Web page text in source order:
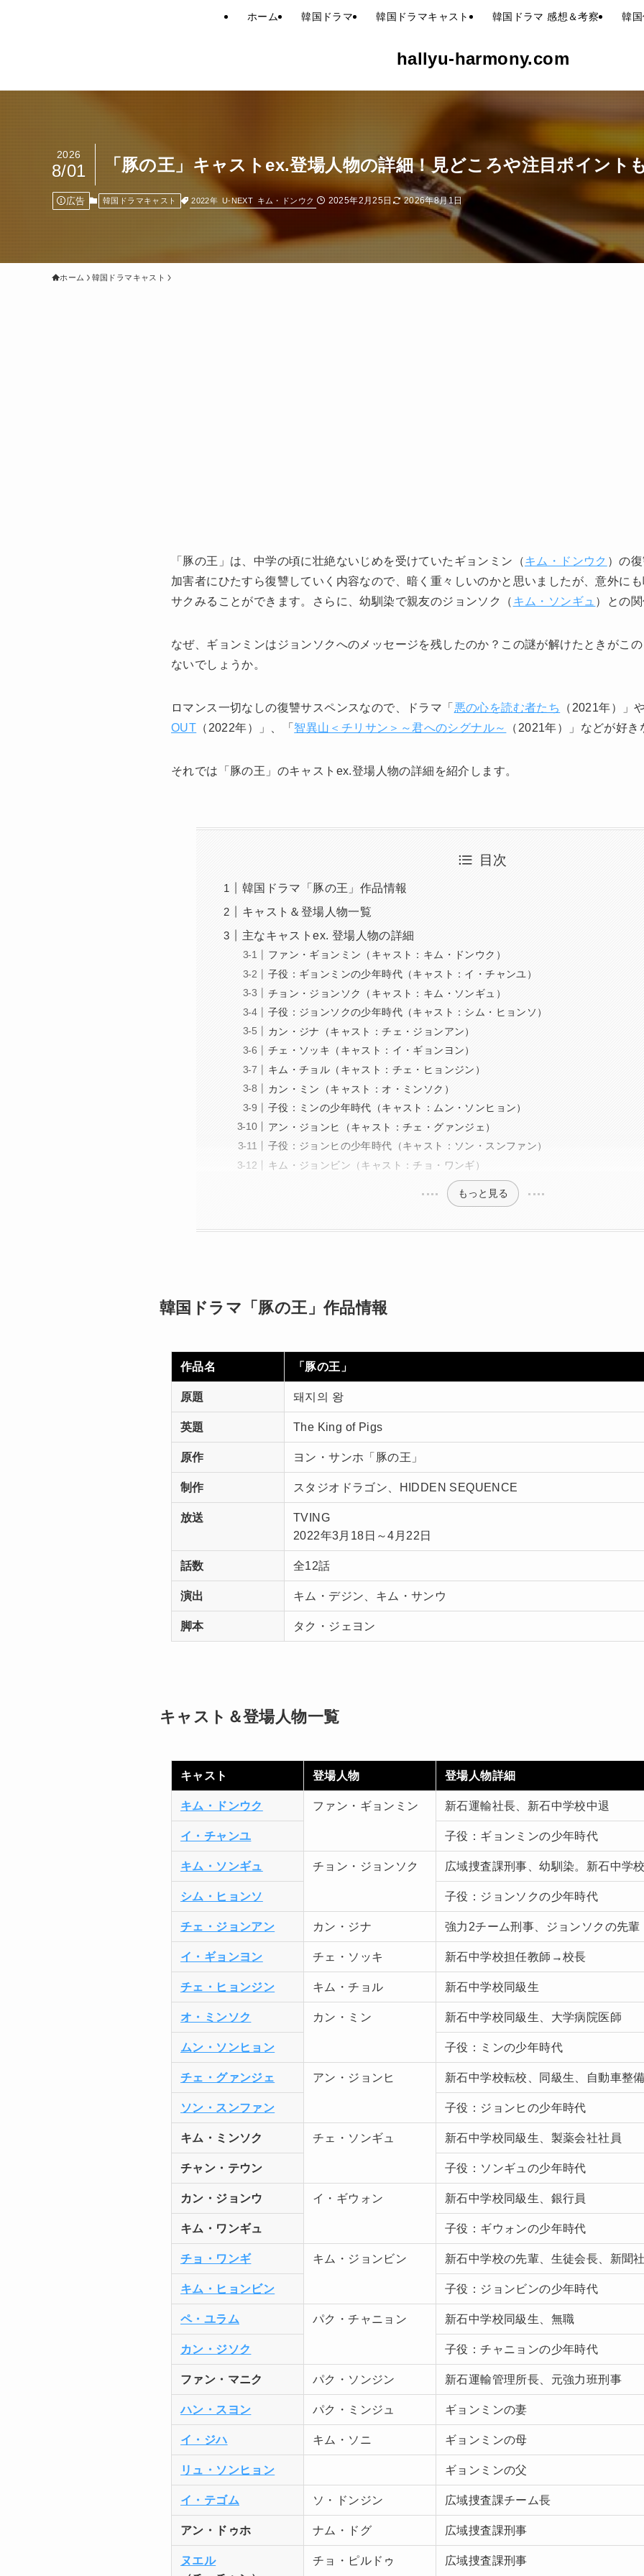
hallyu-harmony.com
ホーム 韓国ドラマ 韓国ドラマキャスト 韓国ドラマ 感想＆考察 韓
「豚の王」キャストex.登場人物の詳細！見どころや注目ポイント
2026
8/01
広告 韓国ドラマキャスト 2022年 U-NEXT キム・ドンウク 2025年2月25日 2026年8月1日
ホーム 韓国ドラマキャスト
「豚の王」は、中学の頃に壮絶ないじめを受けていたギョンミン（キム・ドンウク ）の
加害者にひたすら復讐していく内容なので、暗く重々しいのかと思いましたが、意外に
サクみることができます。さらに、幼馴染で親友のジョンソク（ キム・ソンギュ ）との
なぜ、ギョンミンはジョンソクへのメッセージを残したのか？この謎が解けたときがこ
ないでしょうか。
ロマンス一切なしの復讐サスペンスなので、ドラマ「 悪の心を読む者たち
（2021年）」
OUT （2022年）」、「 智異山＜チリサン＞～君へのシグナル～ （2021年）」などが好
それでは「豚の王」のキャストex.登場人物の詳細を紹介します。
目次
韓国ドラマ「豚の王」作品情報
キャスト＆登場人物一覧
主なキャストex. 登場人物の詳細
ファン・ギョンミン（キャスト：キム・ドンウク）
子役：ギョンミンの少年時代（キャスト：イ・チャンユ）
チョン・ジョンソク（キャスト：キム・ソンギュ）
子役：ジョンソクの少年時代（キャスト：シム・ヒョンソ）
カン・ジナ（キャスト：チェ・ジョンアン）
チェ・ソッキ（キャスト：イ・ギョンヨン）
キム・チョル（キャスト：チェ・ヒョンジン）
カン・ミン（キャスト：オ・ミンソク）
子役：ミンの少年時代（キャスト：ムン・ソンヒョン）
アン・ジョンヒ（キャスト：チェ・グァンジェ）
子役：ジョンヒの少年時代（キャスト：ソン・スンファン）
キム・ジョンビン（キャスト：チョ・ワンギ）
もっと見る
韓国ドラマ「豚の王」作品情報
作品名 「豚の王」
原題 돼지의 왕
英題 The King of Pigs
原作 ヨン・サンホ「豚の王」
制作 スタジオドラゴン、HIDDEN SEQUENCE
放送
TVING
2022年3月18日～4月22日
話数 全12話
演出 キム・デジン、キム・サンウ
脚本 タク・ジェヨン
キャスト＆登場人物一覧
キャスト 登場人物 登場人物詳細
キム・ドンウク ファン・ギョンミン 新石運輸社長、新石中学校中退
イ・チャンユ 子役：ギョンミンの少年時代
キム・ソンギュ チョン・ジョンソク 広域捜査課刑事、幼馴染。新石中学
シム・ヒョンソ 子役：ジョンソクの少年時代
チェ・ジョンアン カン・ジナ 強力2チーム刑事、ジョンソクの先輩
イ・ギョンヨン チェ・ソッキ 新石中学校担任教師→校長
チェ・ヒョンジン キム・チョル 新石中学校同級生
オ・ミンソク カン・ミン 新石中学校同級生、大学病院医師
ムン・ソンヒョン 子役：ミンの少年時代
チェ・グァンジェ アン・ジョンヒ 新石中学校転校、同級生、自動車整
ソン・スンファン 子役：ジョンヒの少年時代
キム・ミンソク チェ・ソンギュ 新石中学校同級生、製薬会社社員
チャン・テウン 子役：ソンギュの少年時代
カン・ジョンウ イ・ギウォン 新石中学校同級生、銀行員
キム・ワンギュ 子役：ギウォンの少年時代
チョ・ワンギ キム・ジョンビン 新石中学校の先輩、生徒会長、新聞
キム・ヒョンビン 子役：ジョンビンの少年時代
ペ・ユラム パク・チャニョン 新石中学校同級生、無職
カン・ジソク 子役：チャニョンの少年時代
ファン・マニク パク・ソンジン 新石運輸管理所長、元強力班刑事
ハン・スヨン パク・ミンジュ ギョンミンの妻
イ・ジハ キム・ソニ ギョンミンの母
リュ・ソンヒョン ギョンミンの父
イ・テゴム ソ・ドンジン 広域捜査課チーム長
アン・ドゥホ ナム・ドグ 広域捜査課刑事
ヌエル
チョ・ピルドゥ 広域捜査課刑事